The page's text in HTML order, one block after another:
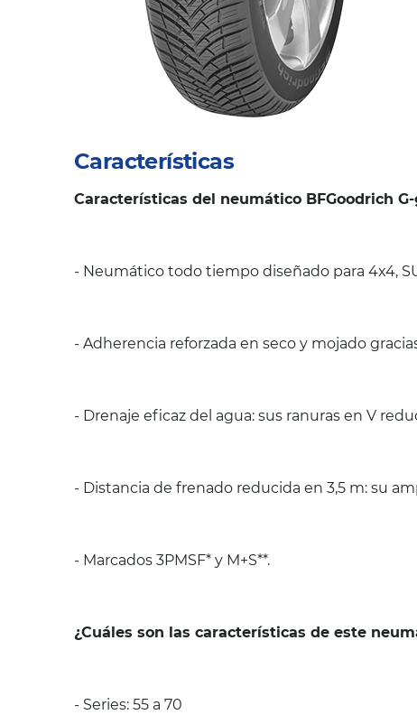
Características
Características del neumático BFGoodrich
- Neumático todo tiempo diseñado para 4x4,
- Adherencia reforzada en seco y mojado
- Drenaje eficaz del agua: sus ranuras en V
- Distancia de frenado reducida en 3,5 m: su
- Marcados 3PMSF* y M+S**.
¿Cuáles son las características de este
- Series: 55 a 70